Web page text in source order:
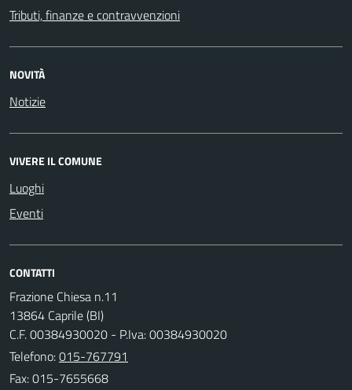
Tributi, finanze e contravvenzioni
NOVITÀ
Notizie
VIVERE IL COMUNE
Luoghi
Eventi
CONTATTI
Frazione Chiesa n.11
13864 Caprile (BI)
C.F. 00384930020 - P.Iva: 00384930020
Telefono:015-767791
Fax: 015-7655668